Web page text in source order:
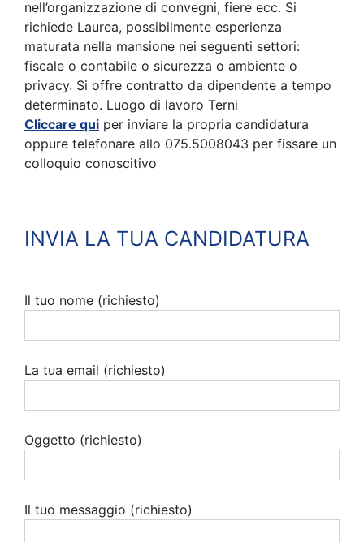
nell’organizzazione di convegni, fiere ecc. Si
richiede Laurea, possibilmente esperienza
maturata nella mansione nei seguenti settori:
fiscale o contabile o sicurezza o ambiente o
privacy. Si offre contratto da dipendente a tempo
determinato. Luogo di lavoro Terni
Cliccare qui per inviare la propria candidatura
oppure telefonare allo 075.5008043 per fissare un
colloquio conoscitivo
INVIA LA TUA CANDIDATURA
Il tuo nome (richiesto)
La tua email (richiesto)
Oggetto (richiesto)
Il tuo messaggio (richiesto)